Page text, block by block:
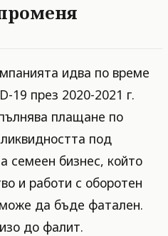
идва по време
19 през 2020-2021 г.
плащане по
под
семеен бизнес, който
и работи с оборотен
да бъде фатален.
до фалит.